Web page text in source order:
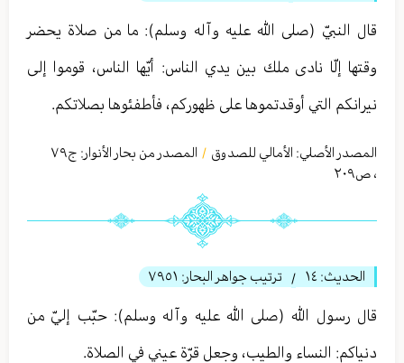
قال النبيّ (صلى الله عليه وآله وسلم): ما من صلاة يحضر
وقتها إلّا نادى ملك بين يدي الناس: أيّها الناس، قوموا إلى
نيرانكم التي أوقدتموها على ظهوركم، فأطفئوها بصلاتكم.
المصدر الأصلي: الأمالي للصدوق / المصدر من بحار الأنوار: ج٧٩
، ص٢٠٩
الحديث: ١٤ / ترتيب جواهر البحار: ٧٩٥١
قال رسول الله (صلى الله عليه وآله وسلم): حبّب إليّ من
دنياكم: النساء والطيب، وجعل قرّة عيني في الصلاة.